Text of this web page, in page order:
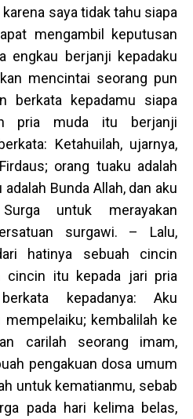
saya tidak tahu siapa
mengambil keputusan
engkau berjanji kepadaku
mencintai seorang pun
berkata kepadamu siapa
pria muda itu berjanji
Ketahuilah, ujarnya,
orang tuaku adalah
Bunda Allah, dan aku
untuk merayakan
surgawi. – Lalu,
hatinya sebuah cincin
cincin itu kepada jari pria
kepadanya: Aku
kembalilah ke
carilah seorang imam,
pengakuan dosa umum
untuk kematianmu, sebab
pada hari kelima belas,